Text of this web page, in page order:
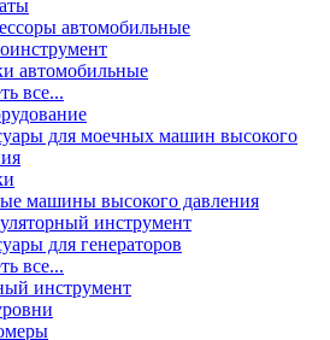
автомобильные
автомобильные
все...
для моечных машин высокого
машины высокого давления
инструмент
для генераторов
все...
инструмент